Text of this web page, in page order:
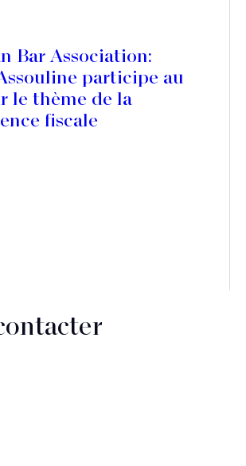
Bar Association:
participe au
le thème de la
fiscale